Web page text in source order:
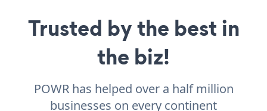
Trusted by the best in
the biz!
POWR has helped over a half million
businesses on every continent